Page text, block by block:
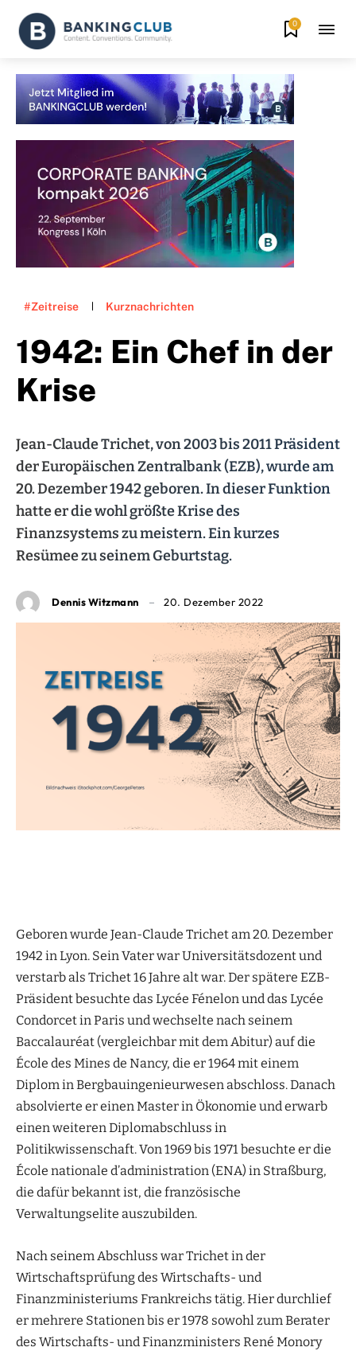
0
#Zeitreise Kurznachrichten
1942: Ein Chef in der
Krise
Jean-Claude Trichet, von 2003 bis 2011 Präsident
der Europäischen Zentralbank (EZB), wurde am
20. Dezember 1942 geboren. In dieser Funktion
hatte er die wohl größte Krise des
Finanzsystems zu meistern. Ein kurzes
Resümee zu seinem Geburtstag.
Dennis Witzmann 20. Dezember 2022
Geboren wurde Jean-Claude Trichet am 20. Dezember
1942 in Lyon. Sein Vater war Universitätsdozent und
verstarb als Trichet 16 Jahre alt war. Der spätere EZB-
Präsident besuchte das Lycée Fénelon und das Lycée
Condorcet in Paris und wechselte nach seinem
Baccalauréat (vergleichbar mit dem Abitur) auf die
École des Mines de Nancy, die er 1964 mit einem
Diplom in Bergbauingenieurwesen abschloss. Danach
absolvierte er einen Master in Ökonomie und erwarb
einen weiteren Diplomabschluss in
Politikwissenschaft. Von 1969 bis 1971 besuchte er die
École nationale d’administration (ENA) in Straßburg,
die dafür bekannt ist, die französische
Verwaltungselite auszubilden.
Nach seinem Abschluss war Trichet in der
Wirtschaftsprüfung des Wirtschafts- und
Finanzministeriums Frankreichs tätig. Hier durchlief
er mehrere Stationen bis er 1978 sowohl zum Berater
des Wirtschafts- und Finanzministers René Monory